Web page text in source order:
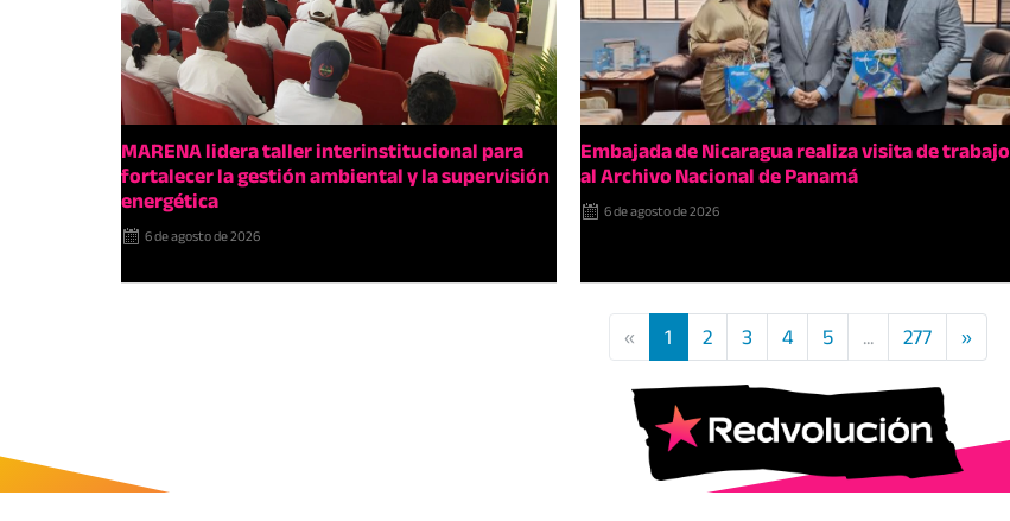
MARENA lidera taller interinstitucional para
fortalecer la gestión ambiental y la supervisión
energética
6 de agosto de 2026
Embajada de Nicaragua realiza visita de trabajo
al Archivo Nacional de Panamá
6 de agosto de 2026
« 1 2 3 4 5 ... 277 »